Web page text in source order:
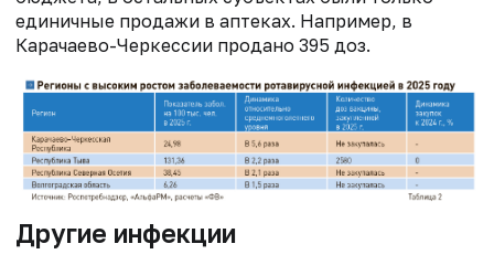
единичные продажи в аптеках. Например, в
Карачаево-Черкессии продано 395 доз.
Другие инфекции